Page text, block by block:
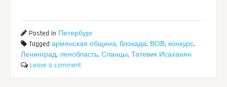
Posted in Петербург
Taggedармянская община,блокада, ВОВ, конкурс,
Ленинград,ленобласть,Сланцы,Татевик Исаханян
Leave a comment